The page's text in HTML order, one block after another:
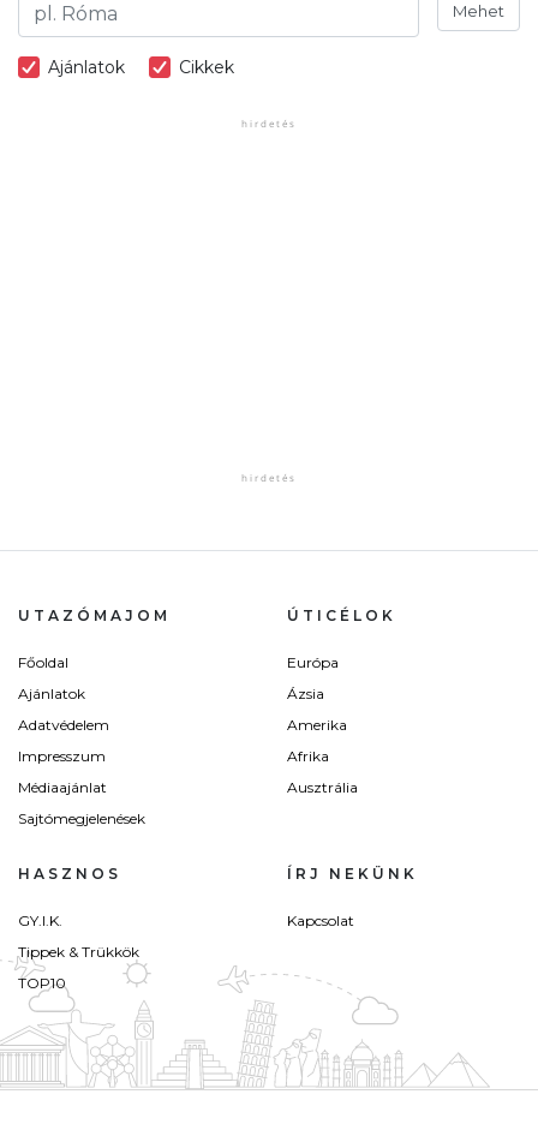
Mehet
Ajánlatok Cikkek
UTAZÓMAJOM
Főoldal
Ajánlatok
Adatvédelem
Impresszum
Médiaajánlat
Sajtómegjelenések
ÚTICÉLOK
Európa
Ázsia
Amerika
Afrika
Ausztrália
HASZNOS
GY.I.K.
Tippek & Trükkök
TOP10
ÍRJ NEKÜNK
Kapcsolat